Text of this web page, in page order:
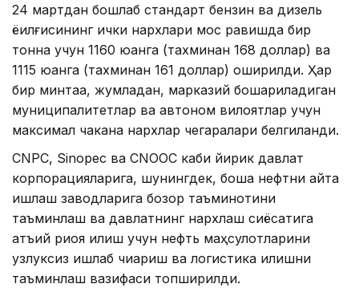
24 мартдан бошлаб стандарт бензин ва дизель
ёқилғисининг ички нархлари мос равишда бир
тонна учун 1160 юанга (тахминан 168 доллар) ва
1115 юанга (тахминан 161 доллар) оширилди. Ҳар
бир минтақа, жумладан, марказий бошқариладиган
муниципалитетлар ва автоном вилоятлар учун
максимал чакана нархлар чегаралари белгиланди.
CNPC, Sinopec ва CNOOC каби йирик давлат
корпорацияларига, шунингдек, бошқа нефтни қайта
ишлаш заводларига бозор таъминотини
таъминлаш ва давлатнинг нархлаш сиёсатига
қатъий риоя қилиш учун нефть маҳсулотларини
узлуксиз ишлаб чиқариш ва логистика қилишни
таъминлаш вазифаси топширилди.